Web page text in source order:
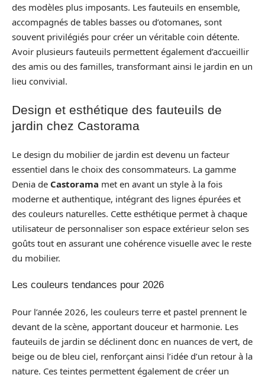
des modèles plus imposants. Les fauteuils en ensemble,
accompagnés de tables basses ou d’otomanes, sont
souvent privilégiés pour créer un véritable coin détente.
Avoir plusieurs fauteuils permettent également d’accueillir
des amis ou des familles, transformant ainsi le jardin en un
lieu convivial.
Design et esthétique des fauteuils de
jardin chez Castorama
Le design du mobilier de jardin est devenu un facteur
essentiel dans le choix des consommateurs. La gamme
Denia de Castorama met en avant un style à la fois
moderne et authentique, intégrant des lignes épurées et
des couleurs naturelles. Cette esthétique permet à chaque
utilisateur de personnaliser son espace extérieur selon ses
goûts tout en assurant une cohérence visuelle avec le reste
du mobilier.
Les couleurs tendances pour 2026
Pour l’année 2026, les couleurs terre et pastel prennent le
devant de la scène, apportant douceur et harmonie. Les
fauteuils de jardin se déclinent donc en nuances de vert, de
beige ou de bleu ciel, renforçant ainsi l’idée d’un retour à la
nature. Ces teintes permettent également de créer un